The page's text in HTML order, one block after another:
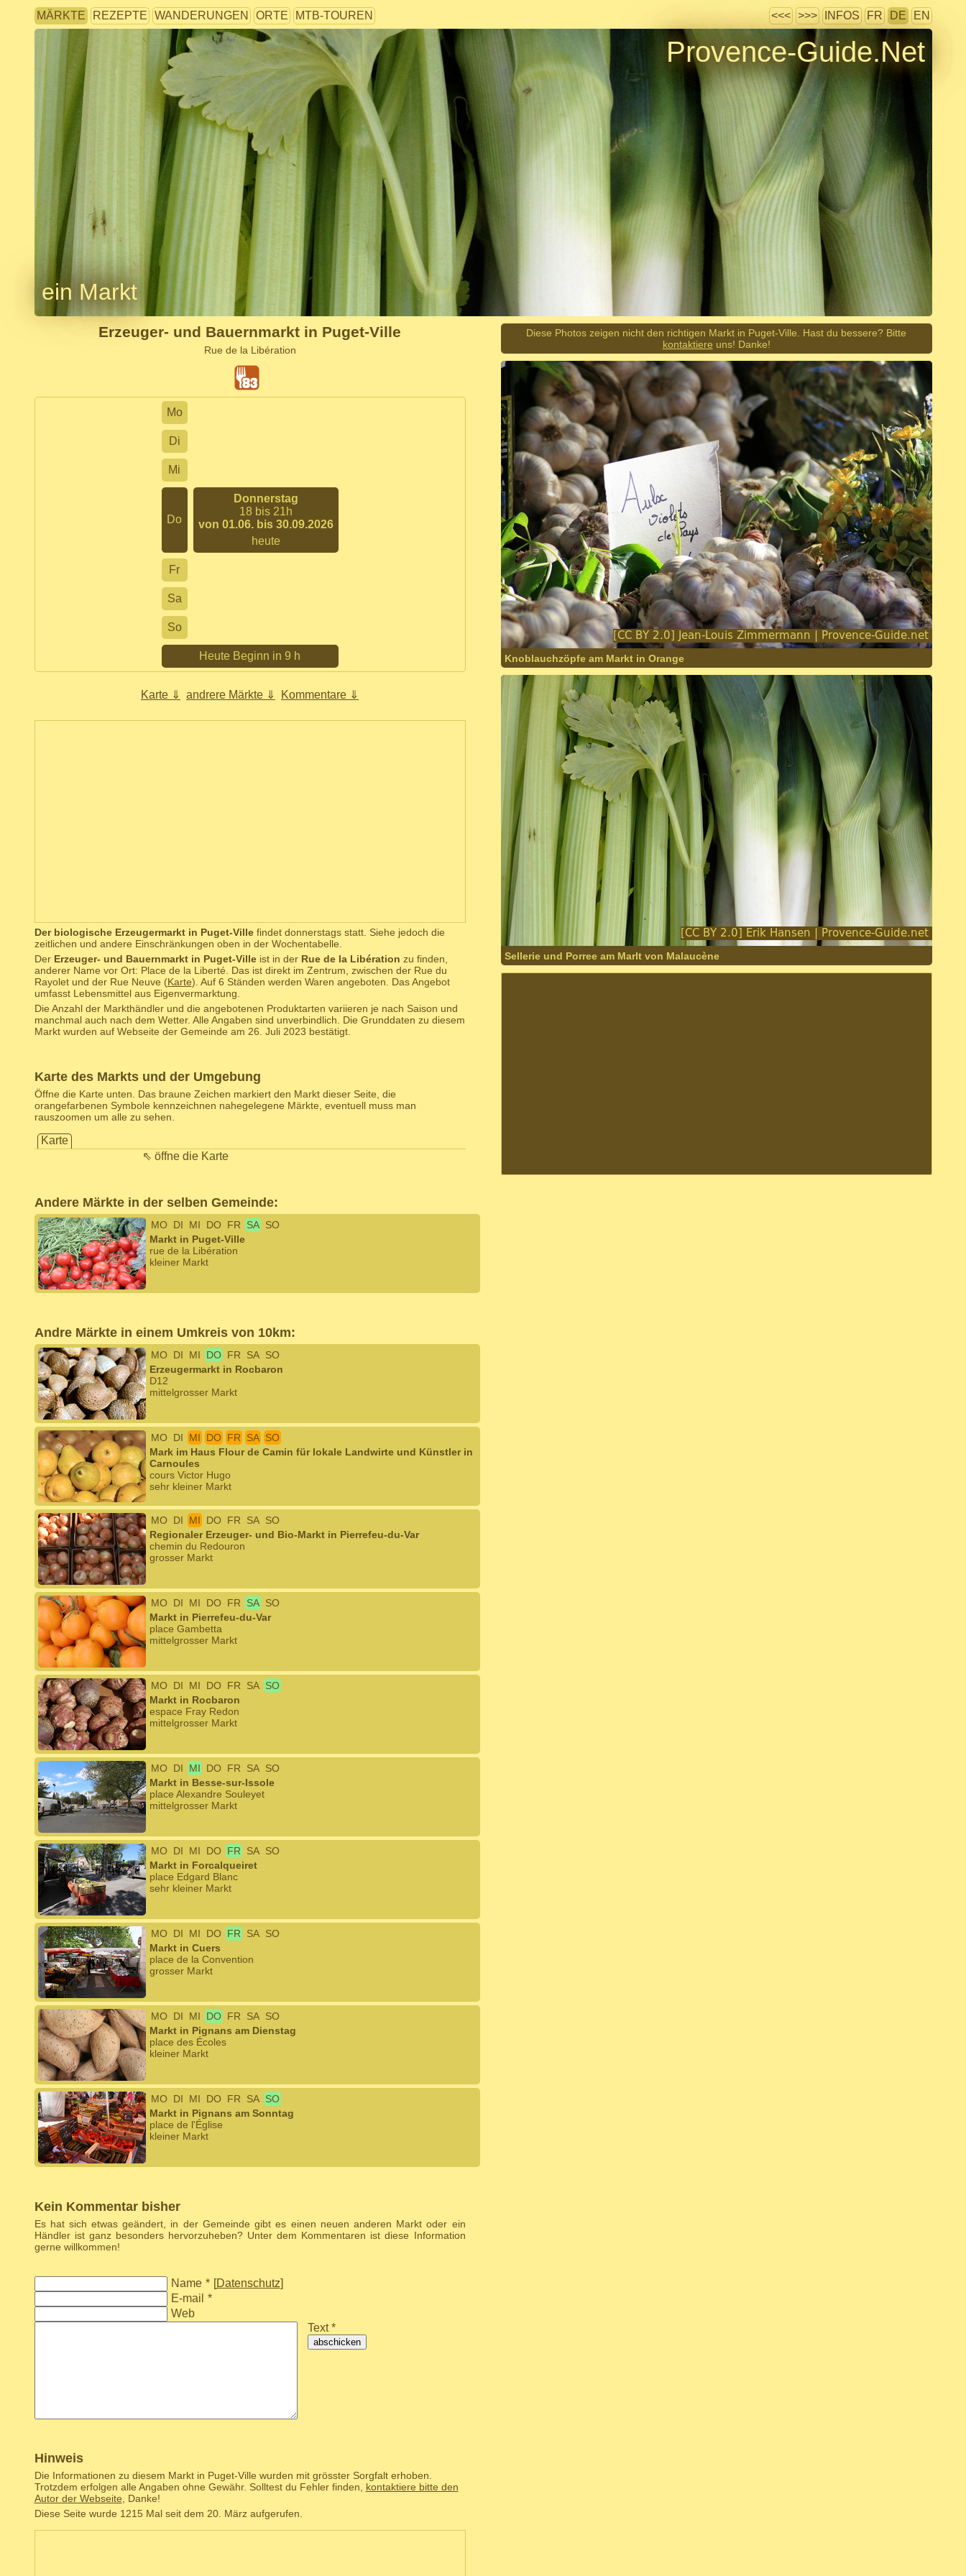
MÄRKTE REZEPTE WANDERUNGEN ORTE MTB-TOUREN <<< >>> INFOS FR DE EN
Provence-Guide.Net
ein Markt
Erzeuger- und Bauernmarkt in Puget-Ville
Rue de la Libération
Mo
Di
Mi
Do
Donnerstag
18 bis 21h
von 01.06. bis 30.09.2026
heute
Fr
Sa
So
Heute Beginn in 9 h
Karte ⇓ andrere Märkte ⇓ Kommentare ⇓
Der biologische Erzeugermarkt in Puget-Villefindet donnerstags statt. Siehe jedoch die
zeitlichen und andere Einschränkungen oben in der Wochentabelle.
Der Erzeuger- und Bauernmarkt in Puget-Villeist in der Rue de la Libération zu finden,
anderer Name vor Ort: Place de la Liberté. Das ist direkt im Zentrum, zwischen der Rue du
Rayolet und der Rue Neuve (Karte). Auf 6 Ständen werden Waren angeboten. Das Angebot
umfasst Lebensmittel aus Eigenvermarktung.
Die Anzahl der Markthändler und die angebotenen Produktarten variieren je nach Saison und
manchmal auch nach dem Wetter. Alle Angaben sind unverbindlich. Die Grunddaten zu diesem
Markt wurden auf Webseite der Gemeinde am 26. Juli 2023 bestätigt.
Karte des Markts und der Umgebung
Öffne die Karte unten. Das braune Zeichen markiert den Markt dieser Seite, die
orangefarbenen Symbole kennzeichnen nahegelegene Märkte, eventuell muss man
rauszoomen um alle zu sehen.
Karte
⇖ öffne die Karte
Andere Märkte in der selben Gemeinde:
MO DI MI DO FR SA SO
Markt in Puget-Ville
rue de la Libération
kleiner Markt
Andre Märkte in einem Umkreis von 10km:
MO DI MI DO FR SA SO
Erzeugermarkt in Rocbaron
D12
mittelgrosser Markt
MO DI MI DO FR SA SO
Mark im Haus Flour de Camin für lokale Landwirte und Künstler in
Carnoules
cours Victor Hugo
sehr kleiner Markt
MO DI MI DO FR SA SO
Regionaler Erzeuger- und Bio-Markt in Pierrefeu-du-Var
chemin du Redouron
grosser Markt
MO DI MI DO FR SA SO
Markt in Pierrefeu-du-Var
place Gambetta
mittelgrosser Markt
MO DI MI DO FR SA SO
Markt in Rocbaron
espace Fray Redon
mittelgrosser Markt
MO DI MI DO FR SA SO
Markt in Besse-sur-Issole
place Alexandre Souleyet
mittelgrosser Markt
MO DI MI DO FR SA SO
Markt in Forcalqueiret
place Edgard Blanc
sehr kleiner Markt
MO DI MI DO FR SA SO
Markt in Cuers
place de la Convention
grosser Markt
MO DI MI DO FR SA SO
Markt in Pignans am Dienstag
place des Écoles
kleiner Markt
MO DI MI DO FR SA SO
Markt in Pignans am Sonntag
place de l'Église
kleiner Markt
Kein Kommentar bisher
Es hat sich etwas geändert, in der Gemeinde gibt es einen neuen anderen Markt oder ein
Händler ist ganz besonders hervorzuheben? Unter dem Kommentaren ist diese Information
gerne willkommen!
Name * [Datenschutz]
E-mail *
Web
Text *
abschicken
Hinweis
Die Informationen zu diesem Markt in Puget-Ville wurden mit grösster Sorgfalt erhoben.
Trotzdem erfolgen alle Angaben ohne Gewähr. Solltest du Fehler finden, kontaktiere bitte den
Autor der Webseite , Danke!
Diese Seite wurde 1215 Mal seit dem 20. März aufgerufen.
Diese Photos zeigen nicht den richtigen Markt in Puget-Ville. Hast du bessere? Bitte
kontaktiere uns! Danke!
Knoblauchzöpfe am Markt in Orange
Sellerie und Porree am Marlt von Malaucène